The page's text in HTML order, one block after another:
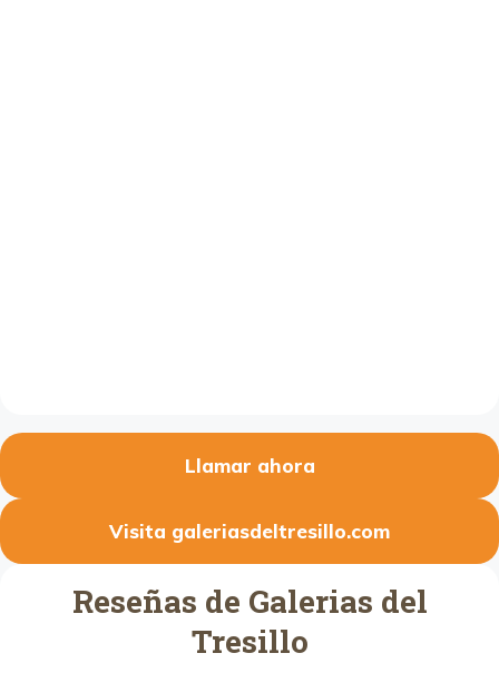
Llamar ahora
Visita galeriasdeltresillo.com
Reseñas de Galerias del
Tresillo